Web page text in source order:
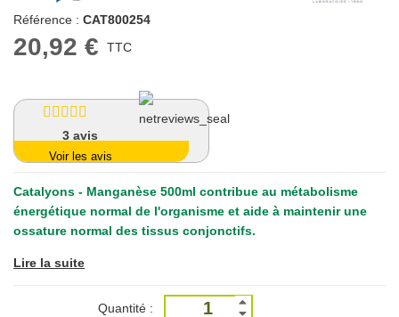
Référence : CAT800254
20,92 € TTC
3avis
Voir les avis
Catalyons - Manganèse 500ml contribue au métabolisme
énergétique normal de l'organisme et aide à maintenir une
ossature normal des tissus conjonctifs.
Lire la suite
Quantité :